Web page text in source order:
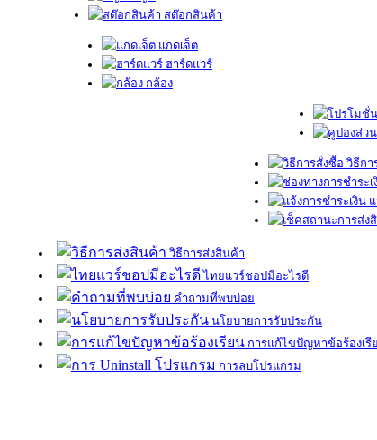
สต๊อกสินค้า
แกดเจ็ต
ฮาร์ดแวร์
กล้อง
วิธีกา
วิธีการส่งสินค้า
ไทยแวร์ชอปมีอะไรดี
คำถามที่พบบ่อย
นโยบายการรับประกัน
การแก้ไขปัญหาข้อร้องเรี
การลบโปรแกรม